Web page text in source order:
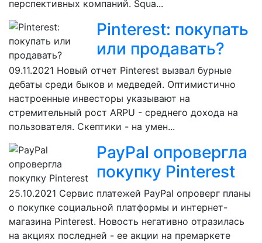
перспективных компаний. Squa...
Pinterest: покупать
или продавать?
09.11.2021 Новый отчет Pinterest вызвал бурные
дебаты среди быков и медведей. Оптимистично
настроенные инвесторы указывают на
стремительный рост ARPU - среднего дохода на
пользователя. Скептики - на умен...
PayPal опровергла
покупку Pinterest
25.10.2021 Сервис платежей PayPal опроверг планы
о покупке социальной платформы и интернет-
магазина Pinterest. Новость негативно отразилась
на акциях последней - ее акции на премаркете